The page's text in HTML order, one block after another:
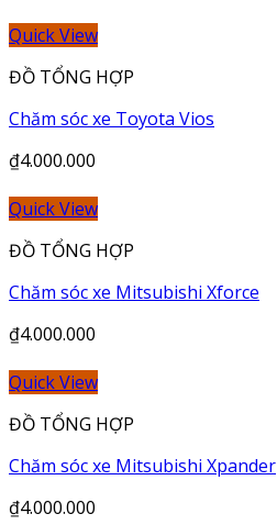
Quick View
ĐỒ TỔNG HỢP
Chăm sóc xe Toyota Vios
₫4.000.000
Quick View
ĐỒ TỔNG HỢP
Chăm sóc xe Mitsubishi Xforce
₫4.000.000
Quick View
ĐỒ TỔNG HỢP
Chăm sóc xe Mitsubishi Xpander
₫4.000.000